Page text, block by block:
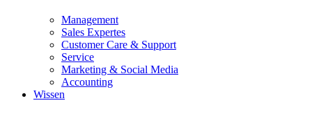
Management
Sales Expertes
Customer Care & Support
Service
Marketing & Social Media
Accounting
Wissen